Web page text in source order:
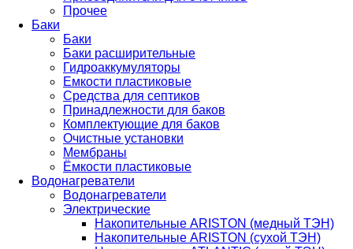
Прочее
Баки
Баки
Баки расширительные
Гидроаккумуляторы
Емкости пластиковые
Средства для септиков
Принадлежности для баков
Комплектующие для баков
Очистные установки
Мембраны
Ёмкости пластиковые
Водонагреватели
Водонагреватели
Электрические
Накопительные ARISTON (медный ТЭН)
Накопительные ARISTON (сухой ТЭН)